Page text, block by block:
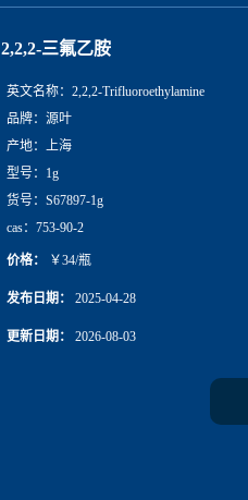
2,2,2-三氟乙胺
英文名称： 2,2,2-Trifluoroethylamine
品牌： 源叶
产地： 上海
型号： 1g
货号： S67897-1g
cas： 753-90-2
价格： ￥34/瓶
发布日期： 2025-04-28
更新日期： 2026-08-03